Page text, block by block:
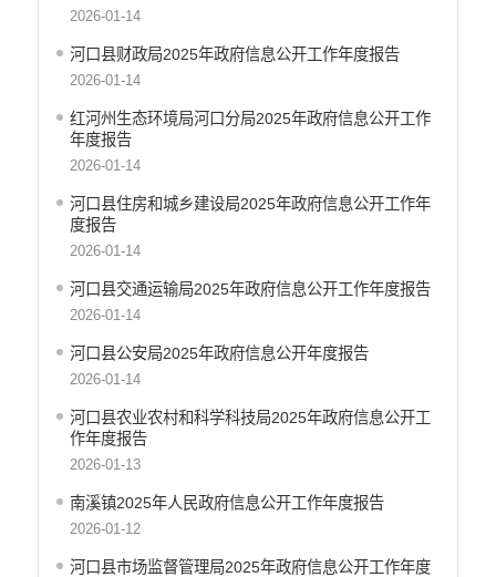
2026-01-14
河口县财政局2025年政府信息公开工作年度报告
2026-01-14
红河州生态环境局河口分局2025年政府信息公开工作
年度报告
2026-01-14
河口县住房和城乡建设局2025年政府信息公开工作年
度报告
2026-01-14
河口县交通运输局2025年政府信息公开工作年度报告
2026-01-14
河口县公安局2025年政府信息公开年度报告
2026-01-14
河口县农业农村和科学科技局2025年政府信息公开工
作年度报告
2026-01-13
南溪镇2025年人民政府信息公开工作年度报告
2026-01-12
河口县市场监督管理局2025年政府信息公开工作年度